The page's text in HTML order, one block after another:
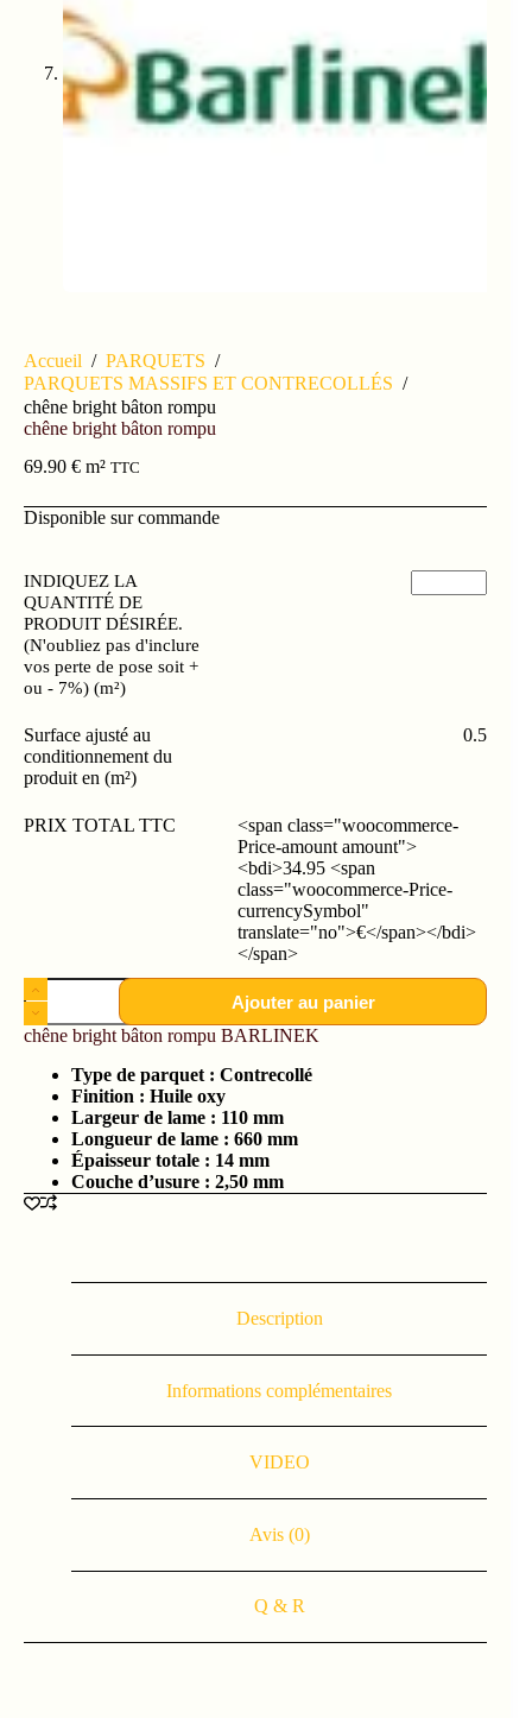
Accueil / PARQUETS /
PARQUETS MASSIFS ET CONTRECOLLÉS /
chêne bright bâton rompu
chêne bright bâton rompu
69.90 € m² TTC
Disponible sur commande
INDIQUEZ LA
QUANTITÉ DE
PRODUIT DÉSIRÉE.
(N'oubliez pas d'inclure
vos perte de pose soit +
ou - 7%) (m²)
Surface ajusté au
conditionnement du
produit en (m²)
0.5
PRIX TOTAL TTC
<span class="woocommerce-
Price-amount amount">
<bdi>34.95 <span
class="woocommerce-Price-
currencySymbol"
translate="no">€</span></bdi>
</span>
Ajouter au panier
chêne bright bâton rompu BARLINEK
Type de parquet : Contrecollé
Finition : Huile oxy
Largeur de lame : 110 mm
Longueur de lame : 660 mm
Épaisseur totale : 14 mm
Couche d’usure : 2,50 mm
Description
Informations complémentaires
VIDEO
Avis (0)
Q & R